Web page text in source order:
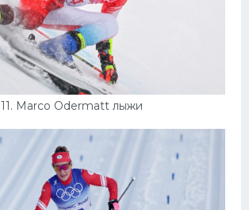
11. Marco Odermatt лыжи